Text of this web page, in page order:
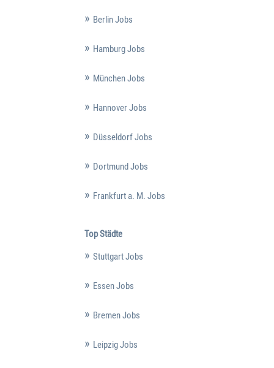
Berlin Jobs
Hamburg Jobs
München Jobs
Hannover Jobs
Düsseldorf Jobs
Dortmund Jobs
Frankfurt a. M. Jobs
Top Städte
Stuttgart Jobs
Essen Jobs
Bremen Jobs
Leipzig Jobs